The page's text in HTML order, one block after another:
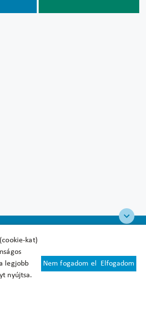
kat)
legjobb
nyújtsa.
Nem fogadom el Elfogadom
feltételek